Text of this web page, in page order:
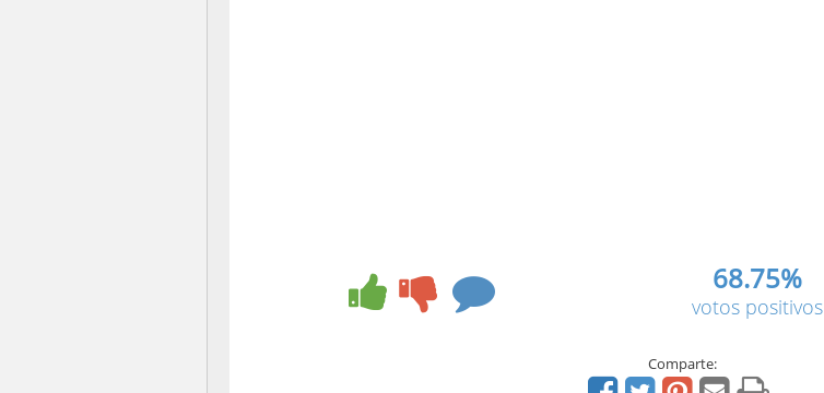
68.75%
votos positivos
Comparte: